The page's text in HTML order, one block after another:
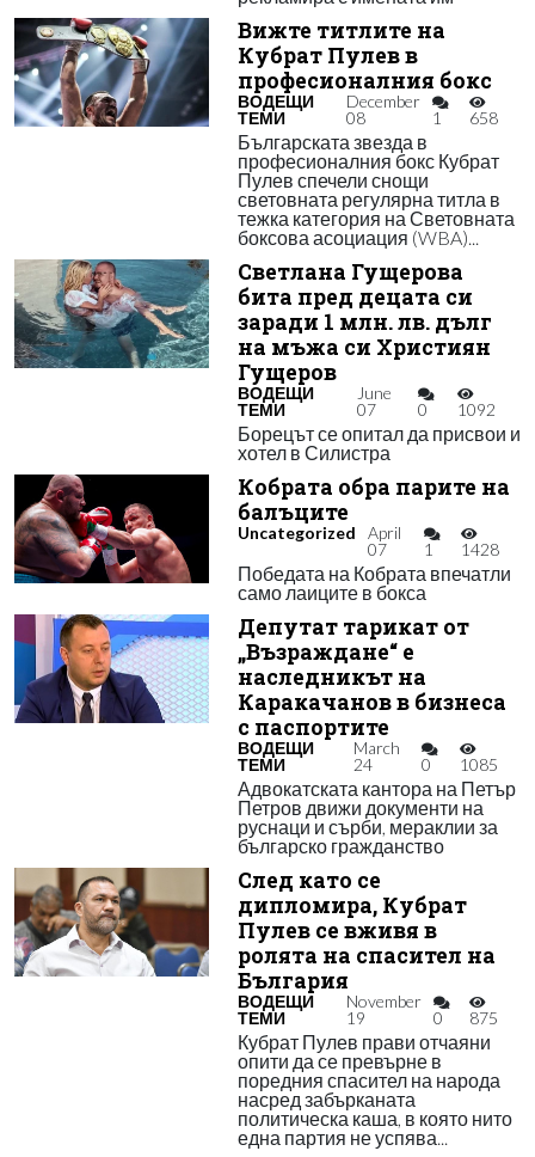
Вижте титлите на
Кубрат Пулев в
професионалния бокс
ВОДЕЩИ
ТЕМИ
December
08
1 658
Българската звезда в
професионалния бокс Кубрат
Пулев спечели снощи
световната регулярна титла в
тежка категория на Световната
боксова асоциация (WBA)...
Светлана Гущерова
бита пред децата си
заради 1 млн. лв. дълг
на мъжа си Християн
Гущеров
ВОДЕЩИ
ТЕМИ
June
07
0 1092
Борецът се опитал да присвои и
хотел в Силистра
Кобрата обра парите на
балъците
Uncategorized
April
07
1 1428
Победата на Кобрата впечатли
само лаиците в бокса
Депутат тарикат от
„Възраждане“ е
наследникът на
Каракачанов в бизнеса
с паспортите
ВОДЕЩИ
ТЕМИ
March
24
0 1085
Адвокатската кантора на Петър
Петров движи документи на
руснаци и сърби, мераклии за
българско гражданство
След като се
дипломира, Кубрат
Пулев се вживя в
ролята на спасител на
България
ВОДЕЩИ
ТЕМИ
November
19
0 875
Кубрат Пулев прави отчаяни
опити да се превърне в
поредния спасител на народа
насред забърканата
политическа каша, в която нито
една партия не успява...